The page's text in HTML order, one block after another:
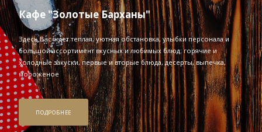
Кафе "Золотые Барханы"
Здесь Вас ждет теплая, уютная обстановка, улыбки персонала и
большой ассортимент вкусных и любимых блюд: горячие и
холодные закуски, первые и вторые блюда, десерты, выпечка,
мороженое
ПОДРОБНЕЕ